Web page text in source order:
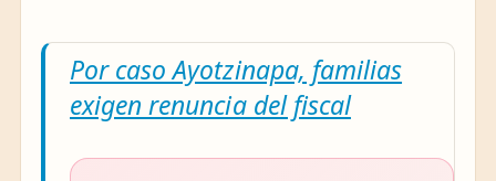
Por caso Ayotzinapa, familias
exigen renuncia del fiscal